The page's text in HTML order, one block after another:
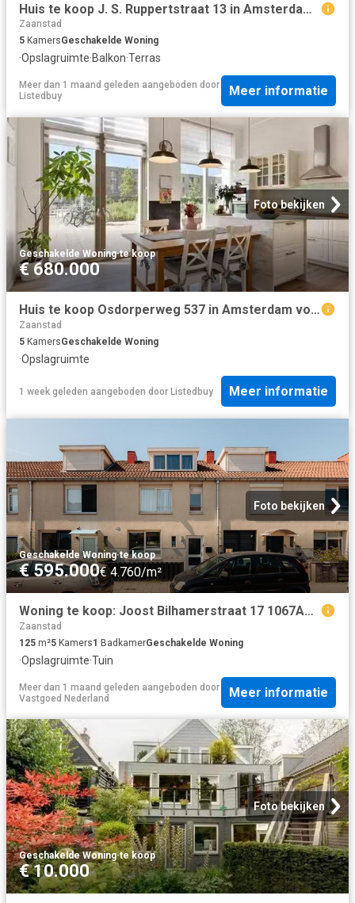
Huis te koop J. S. Ruppertstraat 13 in Amsterdam voor € 775.000
Zaanstad
5 KamersGeschakelde Woning
·Opslagruimte·Balkon·Terras
Meer dan 1 maand geleden aangeboden door
Listedbuy
Meer informatie
Foto bekijken
Geschakelde Woning·te koop
€ 680.000
Huis te koop Osdorperweg 537 in Amsterdam voor € 680.000
Zaanstad
5 KamersGeschakelde Woning
·Opslagruimte
1 week geleden aangeboden door Listedbuy Meer informatie
Foto bekijken
Geschakelde Woning·te koop
€ 595.000€ 4.760/m²
Woning te koop: Joost Bilhamerstraat 17 1067AX Amsterdam Vastgoed Nederland
Zaanstad
125 m²5 Kamers1 BadkamerGeschakelde Woning
·Opslagruimte·Tuin
Meer dan 1 maand geleden aangeboden door
Vastgoed Nederland
Meer informatie
Foto bekijken
Geschakelde Woning·te koop
€ 10.000